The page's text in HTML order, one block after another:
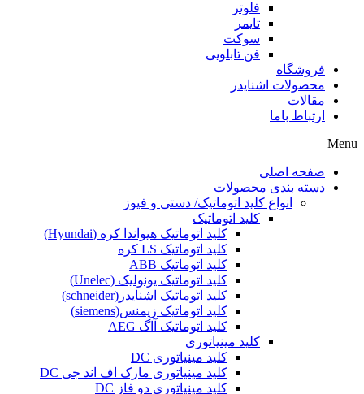
فلوتر
تایمر
سوکت
فن تابلویی
فروشگاه
محصولات اشنایدر
مقالات
ارتباط باما
Menu
صفحه اصلی
دسته بندی محصولات
انواع کلید اتوماتیک/ دستی و فیوز
کلید اتوماتیک
کلید اتوماتیک هیواندا کره (Hyundai)
کلید اتوماتیک LS کره
کلید اتوماتیک ABB
کلید اتوماتیک یونولیک (Unelec)
کلید اتوماتیک اشنایدر(schneider)
کلید اتوماتیک زیمنس(siemens)
کلید اتوماتیک آاگ AEG
کلید مینیاتوری
کلید مینیاتوری DC
کلید مینیاتوری مارک اف اند جی DC
کلید مینیاتوری دو فاز DC